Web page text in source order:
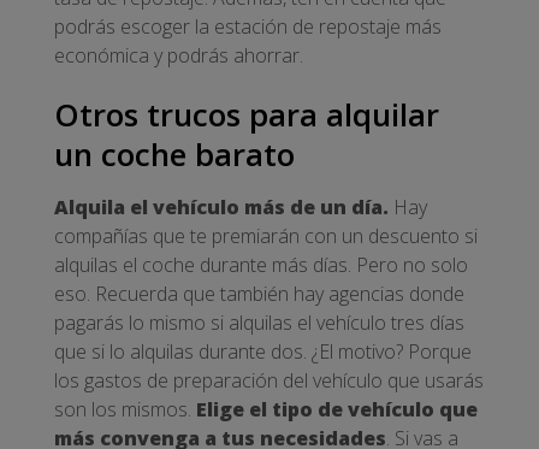
podrás escoger la estación de repostaje más
económica y podrás ahorrar.
Otros trucos para alquilar
un coche barato
Alquila el vehículo más de un día. Hay
compañías que te premiarán con un descuento si
alquilas el coche durante más días. Pero no solo
eso. Recuerda que también hay agencias donde
pagarás lo mismo si alquilas el vehículo tres días
que si lo alquilas durante dos. ¿El motivo? Porque
los gastos de preparación del vehículo que usarás
son los mismos. Elige el tipo de vehículo que
más convenga a tus necesidades. Si vas a